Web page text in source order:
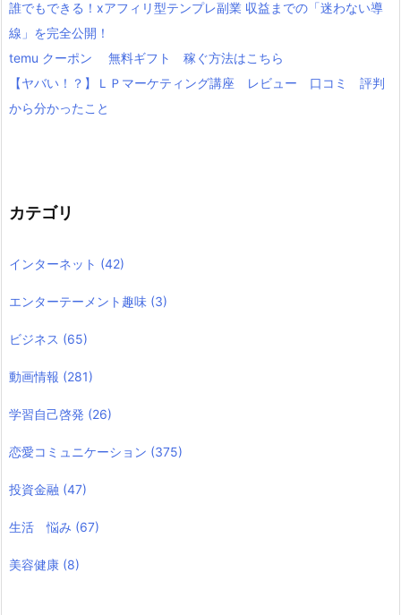
誰でもできる！xアフィリ型テンプレ副業 収益までの「迷わない導
線」を完全公開！
temu クーポン 無料ギフト 稼ぐ方法はこちら
【ヤバい！？】ＬＰマーケティング講座 レビュー 口コミ 評判
から分かったこと
カテゴリ
インターネット (42)
エンターテーメント趣味 (3)
ビジネス (65)
動画情報 (281)
学習自己啓発 (26)
恋愛コミュニケーション (375)
投資金融 (47)
生活 悩み (67)
美容健康 (8)